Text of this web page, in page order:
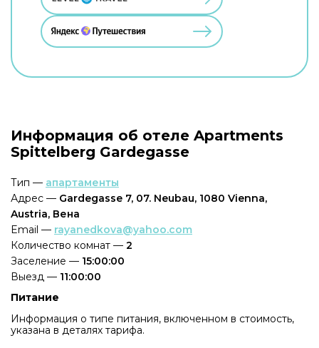
Информация об отеле Apartments
Spittelberg Gardegasse
Тип — апартаменты
Адрес — Gardegasse 7, 07. Neubau, 1080 Vienna,
Austria, Вена
Email — rayanedkova@yahoo.com
Количество комнат — 2
Заселение — 15:00:00
Выезд — 11:00:00
Питание
Информация о типе питания, включенном в стоимость,
указана в деталях тарифа.